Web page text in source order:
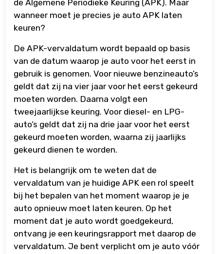
de Algemene Periodieke Keuring (APK). Maar
wanneer moet je precies je auto APK laten
keuren?
De APK-vervaldatum wordt bepaald op basis
van de datum waarop je auto voor het eerst in
gebruik is genomen. Voor nieuwe benzineauto’s
geldt dat zij na vier jaar voor het eerst gekeurd
moeten worden. Daarna volgt een
tweejaarlijkse keuring. Voor diesel- en LPG-
auto’s geldt dat zij na drie jaar voor het eerst
gekeurd moeten worden, waarna zij jaarlijks
gekeurd dienen te worden.
Het is belangrijk om te weten dat de
vervaldatum van je huidige APK een rol speelt
bij het bepalen van het moment waarop je je
auto opnieuw moet laten keuren. Op het
moment dat je auto wordt goedgekeurd,
ontvang je een keuringsrapport met daarop de
vervaldatum. Je bent verplicht om je auto vóór